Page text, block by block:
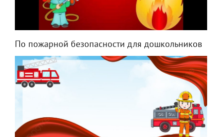
По пожарной безопасности для дошкольников